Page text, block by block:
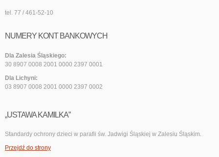
tel. 77 / 461-52-10
NUMERY KONT BANKOWYCH
Dla Zalesia Śląskiego:
30 8907 0008 2001 0000 2397 0001
Dla Lichyni:
03 8907 0008 2001 0000 2397 0002
„USTAWA KAMILKA”
Standardy ochrony dzieci w parafii św. Jadwigi Śląskiej w Zalesiu Śląskim.
Przejdź do strony